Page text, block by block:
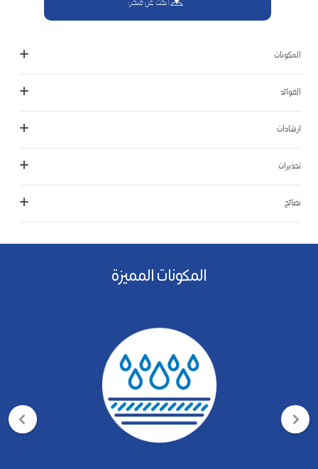
ابحث عن متجر:
المكونات
الفوائد
ارشادات
تحذيرات
نصائح
المكونات المميزة